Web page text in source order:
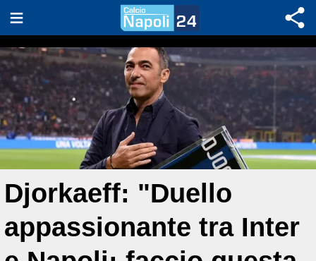
Djorkaeff: "Duello
appassionante tra Inter